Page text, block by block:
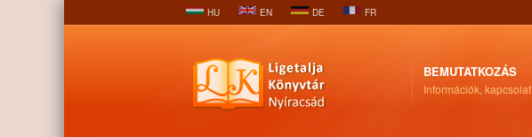
HU EN DE FR
BEMUTATKOZÁS
Információk, kapcsolat